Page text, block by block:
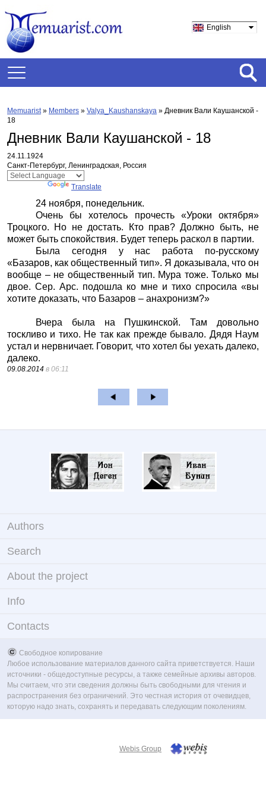
English
Memuarist» Members » Valya_Kaushanskaya » Дневник Вали Каушанской -
18
Дневник Вали Каушанской - 18
24.11.1924
Санкт-Петербург, Ленинградская, Россия
Translate
24 ноября, понедельник.
Очень бы хотелось прочесть «Уроки октября»
Троцкого. Но не достать. Кто прав? Должно быть, не
может быть спокойствия. Будет теперь раскол в партии.
Была сегодня у нас работа по-русскому
«Базаров, как общественный тип». Я доказывала, что он
вообще – не общественный тип. Мура тоже. Только мы
двое. Сер. Арс. подошла ко мне и тихо спросила «вы
хотите доказать, что Базаров – анахронизм?»
Вчера была на Пушкинской. Там довольно
тоскливо и тихо. Не так как прежде бывало. Дядя Наум
устал и нервничает. Говорит, что хотел бы уехать далеко,
далеко.
09.08.2014 в 06:11
Authors
Search
About the project
Info
Contacts
Свободное копирование
Любое использование материалов данного сайта приветствуется. Наши
источники - общедоступные ресурсы, а также семейные архивы авторов.
Мы считаем, что эти сведения должны быть свободными для чтения и
распространения без ограничений. Это честная история от очевидцев,
которую надо знать, сохранять и передавать следующим поколениям.
Webis Group